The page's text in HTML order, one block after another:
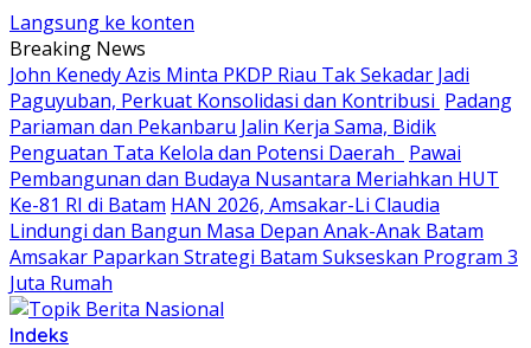
Langsung ke konten
Breaking News
John Kenedy Azis Minta PKDP Riau Tak Sekadar Jadi
Paguyuban, Perkuat Konsolidasi dan Kontribusi ‎ Padang
Pariaman dan Pekanbaru Jalin Kerja Sama, Bidik
Penguatan Tata Kelola dan Potensi Daerah ‎ ‎
Pawai
Pembangunan dan Budaya Nusantara Meriahkan HUT
Ke-81 RI di Batam HAN 2026, Amsakar-Li Claudia
Lindungi dan Bangun Masa Depan Anak-Anak Batam
Amsakar Paparkan Strategi Batam Sukseskan Program 3
Juta Rumah
Indeks